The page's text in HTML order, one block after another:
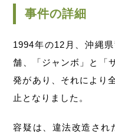
事件の詳細
1994年の12月、沖縄
舗、「ジャンボ」と「
発があり、それにより
止となりました。
容疑は、違法改造され